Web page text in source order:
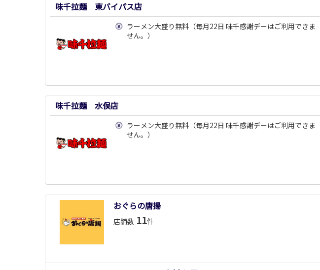
味千拉麺 東バイパス店
ラーメン大盛り無料（毎月22日 味千感謝デーはご利用できま
せん。）
味千拉麺 水俣店
ラーメン大盛り無料（毎月22日 味千感謝デーはご利用できま
せん。）
おぐらの唐揚
店舗数 11件